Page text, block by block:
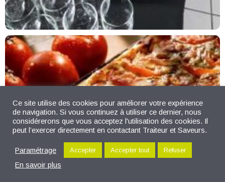
Ce site utilise des cookies pour améliorer votre expérience
de navigation. Si vous continuez à utiliser ce dernier, nous
considérerons que vous acceptez l'utilisation des cookies. Il
peut l’exercer directement en contactant Traiteur et Saveurs.
Paramétrage Accepter Accepter tout Refuser
En savoir plus